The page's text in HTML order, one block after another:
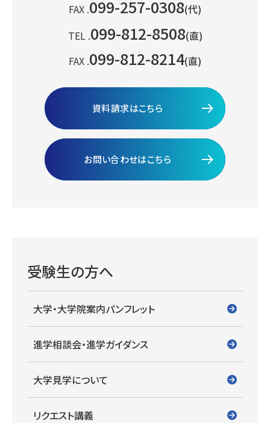
FAX .099-257-0308(代)
TEL .099-812-8508(直)
FAX .099-812-8214(直)
資料請求はこちら
お問い合わせはこちら
受験生の方へ
大学・大学院案内パンフレット
進学相談会・進学ガイダンス
大学見学について
リクエスト講義